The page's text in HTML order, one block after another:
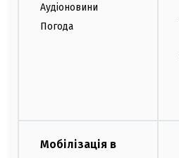
Аудіоновини
Погода
Мобілізація в